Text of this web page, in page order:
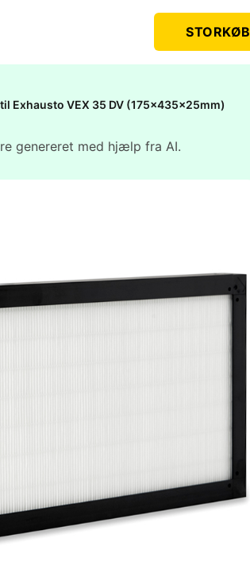
STORKØB
Exhausto VEX 35 DV (175x435x25mm)
genereret med hjælp fra AI.